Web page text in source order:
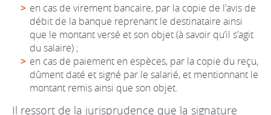
en cas de virement bancaire, par la copie de l’avis de
débit de la banque reprenant le destinataire ainsi
que le montant versé et son objet (à savoir qu’il s’agit
du salaire) ;
en cas de paiement en espèces, par la copie du reçu,
dûment daté et signé par le salarié, et mentionnant le
montant remis ainsi que son objet.
Il ressort de la jurisprudence que la signature